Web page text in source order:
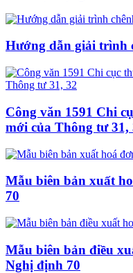
Hướng dẫn giải trình
Công văn 1591 Chi
mới của Thông tư 31,
Mẫu biên bản xuất
70
Mẫu biên bản điều
Nghị định 70